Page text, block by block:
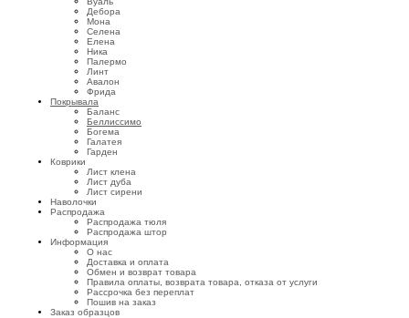
Дебора
Мона
Селена
Елена
Ника
Палермо
Линт
Авалон
Фрида
Покрывала
Баланс
Беллиссимо
Богема
Галатея
Гарден
Коврики
Лист клена
Лист дуба
Лист сирени
Наволочки
Распродажа
Распродажа тюля
Распродажа штор
Информация
О нас
Доставка и оплата
Обмен и возврат товара
Правила оплаты, возврата товара, отказа от услуги
Рассрочка без переплат
Пошив на заказ
Заказ образцов